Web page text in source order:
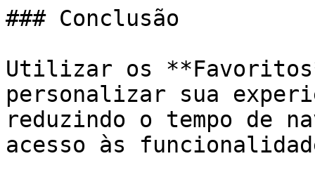
### Conclusão
Utilizar os
personalizar sua
reduzindo o tempo de
acesso às